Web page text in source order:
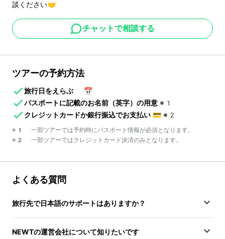
談ください🤝
チャットで相談する
ツアーの予約方法
旅行日をえらぶ
📅
パスポートに記載のお名前（英字）の用意 ※1
クレジットカードか銀行振込でお支払い 💳 ※2
※1 一部ツアーでは予約時にパスポート情報が必須となります。
※2 一部ツアーではクレジットカード決済のみとなります。
よくある質問
旅行先で日本語のサポートはありますか？
NEWTの運営会社について知りたいです